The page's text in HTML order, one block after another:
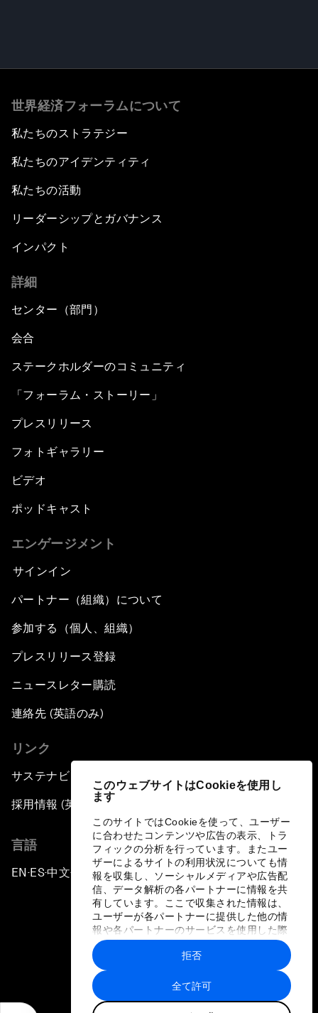
このウェブサイトはCookieを使用し
ます
このサイトではCookieを使って、ユーザー
に合わせたコンテンツや広告の表示、トラ
フィックの分析を行っています。またユー
ザーによるサイトの利用状況についても情
報を収集し、ソーシャルメディアや広告配
信、データ解析の各パートナーに情報を共
有しています。ここで収集された情報は、
ユーザーが各パートナーに提供した他の情
報や各パートナーのサービスを使用した際
に収集された情報と組み合わされ、各パー
トナーによって使用されることがありま
す。
全て許可
拒否
世界経済フォーラムについて
私たちのストラテジー
私たちのアイデンティティ
私たちの活動
リーダーシップとガバナンス
インパクト
詳細
センター（部門）
会合
ステークホルダーのコミュニティ
「フォーラム・ストーリー」
プレスリリース
フォトギャラリー
ビデオ
ポッドキャスト
エンゲージメント
サインイン
パートナー（組織）について
参加する（個人、組織）
プレスリリース登録
ニュースレター購読
連絡先 (英語のみ)
リンク
サステナビリティへの取り組み
採用情報 (英語のみ)
言語
EN ▪ES▪中文▪ 日本語
プライバシーポリシーと利用規約
サイトマップ